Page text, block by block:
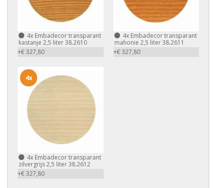
4x Embadecor transparant
kastanje 2,5 liter 38.2610
+€ 327,80
4xEmbadecor transparant
mahonie 2,5 liter 38.2611
+€ 327,80
4x Embadecor transparant
zilvergrijs 2,5 liter 38.2612
+€ 327,80
4x